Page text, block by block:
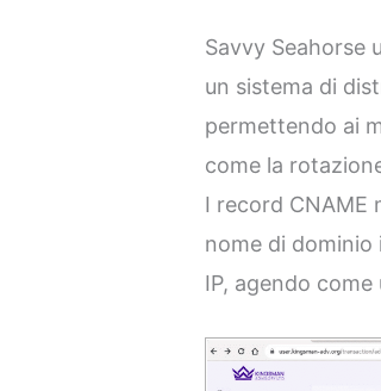
Savvy Seahorse
un sistema di
permettendo ai
come la
I record CNAME
nome di
IP, agendo